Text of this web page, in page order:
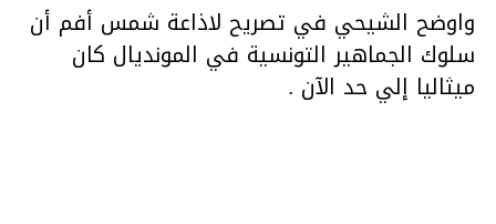
واوضح الشيحي في تصريح لاذاعة شمس أفم أن
سلوك الجماهير التونسية في المونديال كان
ميثاليا إلي حد الآن .